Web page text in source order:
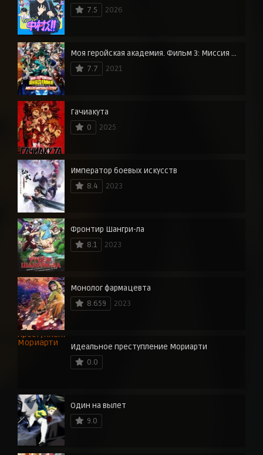
7.5
2026
Моя геройская академия. Фильм 3: Миссия мировых героев
7.7
2021
Гачиакута
0
2025
Император боевых искусств
8.4
2023
Фронтир Шангри-ла
8.1
2023
Монолог фармацевта
8.659
2023
Идеальное преступление Мориарти
0.0
Один на вылет
9.0